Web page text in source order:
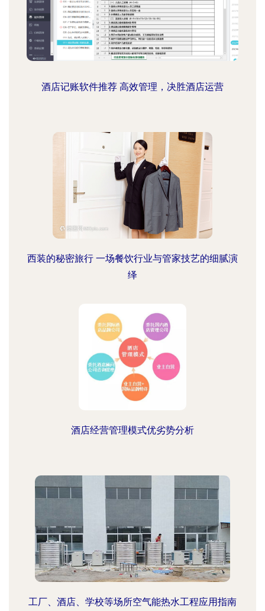
酒店记账软件推荐 高效管理，决胜酒店运营
西装的秘密旅行 一场餐饮行业与管家技艺的细腻演
绎
酒店经营管理模式优劣势分析
工厂、酒店、学校等场所空气能热水工程应用指南